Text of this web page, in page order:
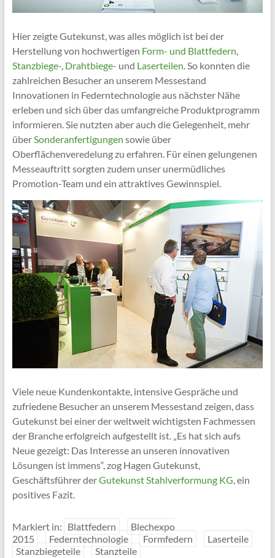
Hier zeigte Gutekunst, was alles möglich ist bei der
Herstellung von hochwertigen Form- und Blattfedern
Stanzbiege-, Drahtbiege- und Laserteilen . So konnten die
zahlreichen Besucher an unserem Messestand
Innovationen in Federntechnologie aus nächster Nähe
erleben und sich über das umfangreiche Produktprogramm
informieren. Sie nutzten aber auch die Gelegenheit, mehr
über Sonderanfertigungen sowie über
Oberflächenveredelung zu erfahren. Für einen gelungenen
Messeauftritt sorgten zudem unser unermüdliches
Promotion-Team und ein attraktives Gewinnspiel.
Viele neue Kundenkontakte, intensive Gespräche und
zufriedene Besucher an unserem Messestand zeigen, dass
Gutekunst bei einer der weltweit wichtigsten Fachmessen
der Branche erfolgreich aufgestellt ist. „Es hat sich aufs
Neue gezeigt: Das Interesse an unseren innovativen
Lösungen ist immens“, zog Hagen Gutekunst,
Geschäftsführer derGutekunst Stahlverformung KG, ein
positives Fazit.
Markiert in: Blattfedern
Blechexpo
2015
Federntechnologie Formfedern
Laserteile
Stanzbiegeteile
Stanzteile